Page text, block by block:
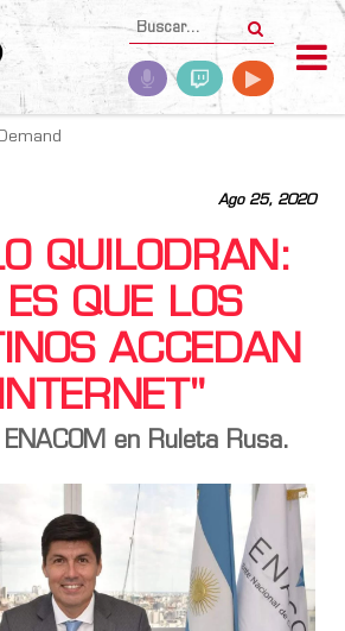
Ago 25, 2020
QUILODRAN:
ES QUE LOS
ACCEDAN
en Ruleta Rusa.